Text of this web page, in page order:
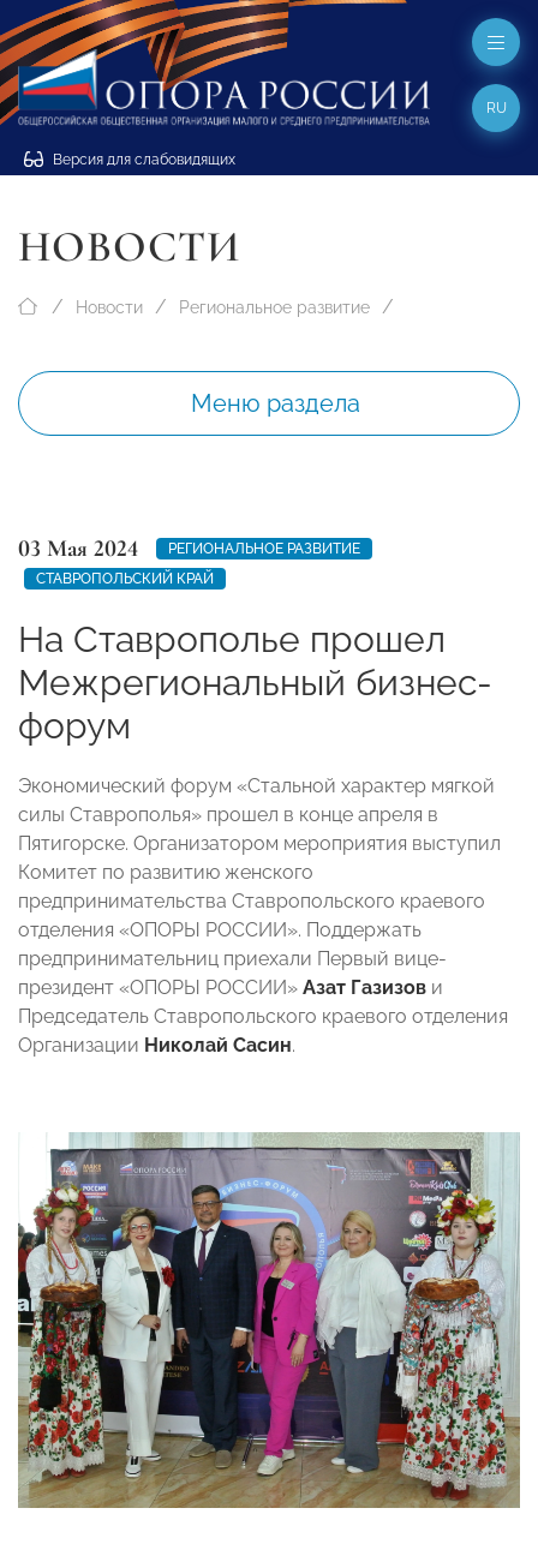
Версия для слабовидящих
RU
НОВОСТИ
Новости Региональное развитие
Меню раздела
03 Мая 2024
РЕГИОНАЛЬНОЕ РАЗВИТИЕ
СТАВРОПОЛЬСКИЙ КРАЙ
На Ставрополье прошел
Межрегиональный бизнес-
форум
Экономический форум «Стальной характер мягкой
силы Ставрополья» прошел в конце апреля в
Пятигорске. Организатором мероприятия выступил
Комитет по развитию женского
предпринимательства Ставропольского краевого
отделения «ОПОРЫ РОССИИ». Поддержать
предпринимательниц приехали Первый вице-
президент «ОПОРЫ РОССИИ» Азат Газизов и
Председатель Ставропольского краевого отделения
Организации Николай Сасин.